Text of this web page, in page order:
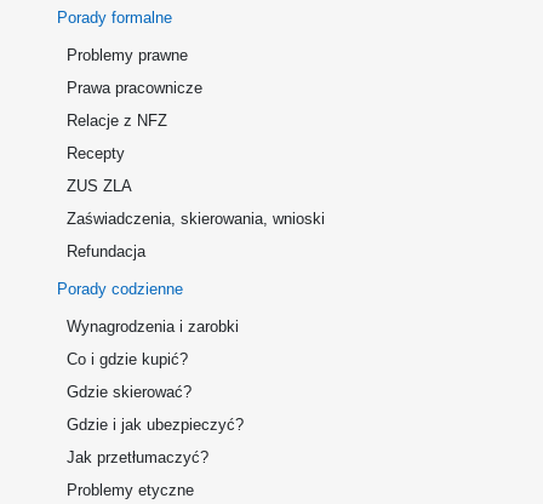
Porady formalne
Problemy prawne
Prawa pracownicze
Relacje z NFZ
Recepty
ZUS ZLA
Zaświadczenia, skierowania, wnioski
Refundacja
Porady codzienne
Wynagrodzenia i zarobki
Co i gdzie kupić?
Gdzie skierować?
Gdzie i jak ubezpieczyć?
Jak przetłumaczyć?
Problemy etyczne